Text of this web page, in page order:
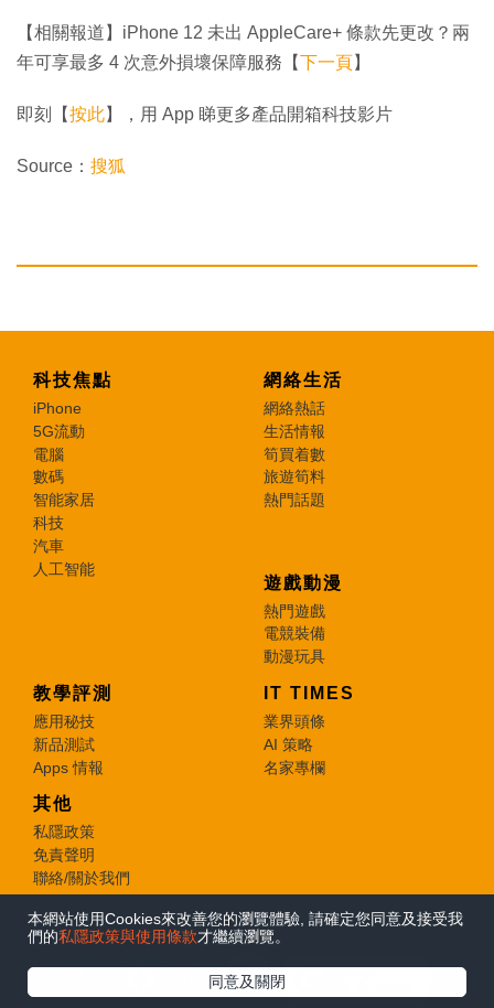
本網站使用Cookies來改善您的瀏覽體驗, 請確定您同意及接受我
們的私隱政策與使用條款才繼續瀏覽。
同意及關閉
【相關報道】iPhone 12 未出 AppleCare+ 條款先更改？兩
年可享最多 4 次意外損壞保障服務【下一頁】
即刻【按此】，用 App 睇更多產品開箱科技影片
Source： 搜狐
科技焦點
iPhone
5G流動
電腦
數碼
智能家居
科技
汽車
人工智能
網絡生活
網絡熱話
生活情報
筍買着數
旅遊筍料
熱門話題
遊戲動漫
熱門遊戲
電競裝備
動漫玩具
教學評測
應用秘技
新品測試
Apps 情報
IT TIMES
業界頭條
AI 策略
名家專欄
其他
私隱政策
免責聲明
聯絡/關於我們
© 2026 e-zone. All Rights Reserved.